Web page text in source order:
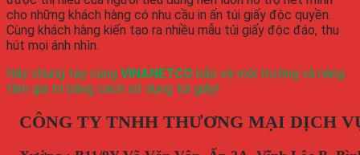
cho những khách hàng có nhu cầu in ấn túi giấy độc quyền.
Cùng khách hàng kiến tạo ra nhiều mẫu túi giấy độc đáo, thu
hút mọi ánh nhìn.
Hãy chung tay cùng VINANETCO bảo vệ môi trường và nâng
tầm giá trị bằng cách sử dụng túi giấy!
CÔNG TY TNHH THƯƠNG MẠI DỊCH